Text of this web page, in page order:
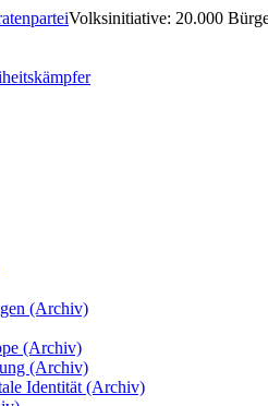
Volksinitiative: 20.000
(Archiv)
(Archiv)
(Archiv)
Identität (Archiv)